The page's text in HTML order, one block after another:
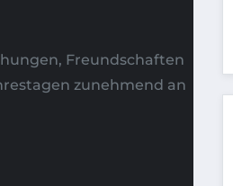
Freundschaften
zunehmend an